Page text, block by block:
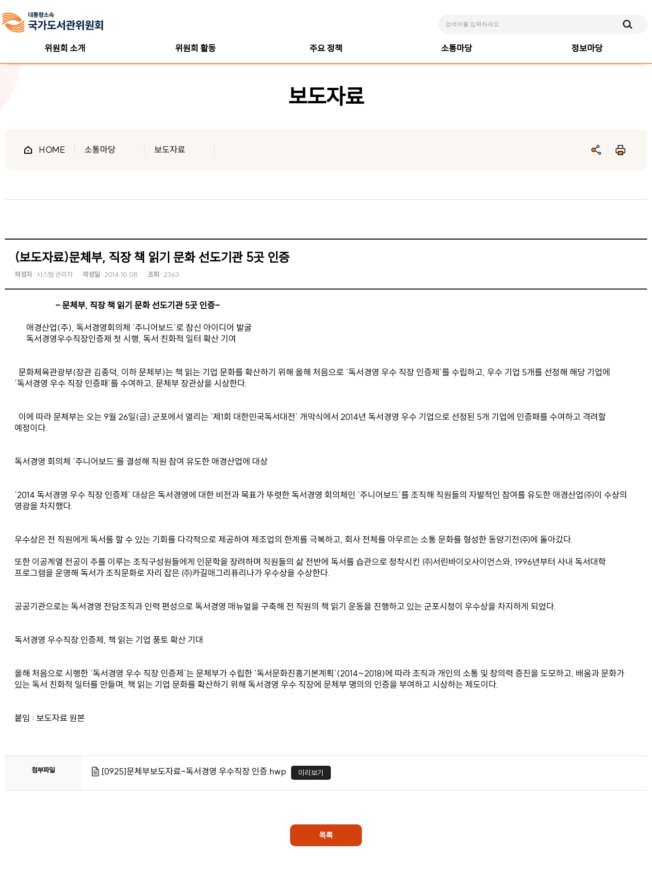
위원회 소개 위원회 활동 주요 정책 소통마당 정보마당
보도자료
HOME 소통마당 보도자료
(보도자료)문체부, 직장 책 읽기 문화 선도기관 5곳 인증
작성자: 시스템 관리자 작성일 : 2014.10.08 조회 : 2363
- 문체부, 직장 책 읽기 문화 선도기관 5곳 인증-
애경산업(주), 독서경영회의체 ‘주니어보드’로 참신 아이디어 발굴
독서경영우수직장인증제 첫 시행, 독서 친화적 일터 확산 기여
문화체육관광부(장관 김종덕, 이하 문체부)는 책 읽는 기업 문화를 확산하기 위해 올해 처음으로 ‘독서경영 우수 직장 인증제’를 수립하고, 우수 기업 5개를 선정해 해당 기업에
‘독서경영 우수 직장 인증패’를 수여하고, 문체부 장관상을 시상한다.
이에 따라 문체부는 오는 9월 26일(금) 군포에서 열리는 ‘제1회 대한민국독서대전’ 개막식에서 2014년 독서경영 우수 기업으로 선정된 5개 기업에 인증패를 수여하고 격려할
예정이다.
독서경영 회의체 ‘주니어보드’를 결성해 직원 참여 유도한 애경산업에 대상
‘2014 독서경영 우수 직장 인증제’ 대상은 독서경영에 대한 비전과 목표가 뚜렷한 독서경영 회의체인 ‘주니어보드’를 조직해 직원들의 자발적인 참여를 유도한 애경산업㈜이 수상의
영광을 차지했다.
우수상은 전 직원에게 독서를 할 수 있는 기회를 다각적으로 제공하여 제조업의 한계를 극복하고, 회사 전체를 아우르는 소통 문화를 형성한 동양기전㈜에 돌아갔다.
또한 이공계열 전공이 주를 이루는 조직구성원들에게 인문학을 장려하며 직원들의 삶 전반에 독서를 습관으로 정착시킨 ㈜서린바이오사이언스와, 1996년부터 사내 독서대학
프로그램을 운영해 독서가 조직문화로 자리 잡은 ㈜카길애그리퓨리나가 우수상을 수상한다.
공공기관으로는 독서경영 전담조직과 인력 편성으로 독서경영 매뉴얼을 구축해 전 직원의 책 읽기 운동을 진행하고 있는 군포시청이 우수상을 차지하게 되었다.
독서경영 우수직장 인증제, 책 읽는 기업 풍토 확산 기대
올해 처음으로 시행한 ‘독서경영 우수 직장 인증제’는 문체부가 수립한 ‘독서문화진흥기본계획’(2014~2018)에 따라 조직과 개인의 소통 및 창의력 증진을 도모하고, 배움과 문화가
있는 독서 친화적 일터를 만들며, 책 읽는 기업 문화를 확산하기 위해 독서경영 우수 직장에 문체부 명의의 인증을 부여하고 시상하는 제도이다.
붙임 : 보도자료 원본
첨부파일 [0925]문체부보도자료-독서경영 우수직장 인증.hwp 미리보기
목록